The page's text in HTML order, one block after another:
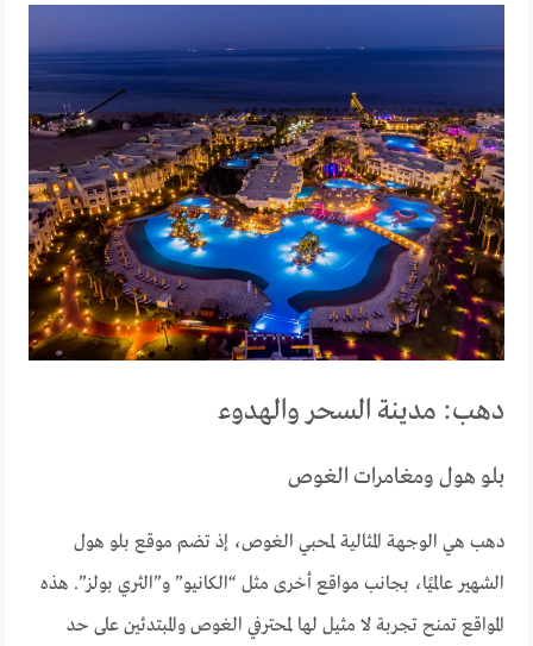
دهب: مدينة السحر والهدوء
بلو هول ومغامرات الغوص
دهب هي الوجهة المثالية لمحبي الغوص، إذ تضم موقع بلو هول
الشهير عالميًا، بجانب مواقع أخرى مثل “الكانيو” و”الثري بولز”. هذه
المواقع تمنح تجربة لا مثيل لها لمحترفي الغوص والمبتدئين على حد